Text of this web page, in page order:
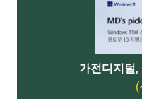
가전디지털